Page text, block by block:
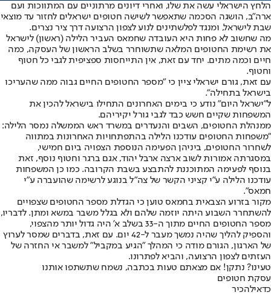
הלחץ הישראלי עשה את שלו, ואחרי דיונים מרתוניים עם המתווכות ועם
ארה"ב, הושגה הסכמה שתאפשר לשישה חטופים ישראלים לחזור עד מוצאי
שבת לישראל, ומנגד לפלשתינים לנוע לצפון הרצועה דרך ציר נצרים.
מה שחשוב לא פחות היא העובדה שחמאס העביר הלילה (ראשון) לישראל
את רשימת החטופים המלאה שתשוחרר בשלב הראשון של העסקה, כמה
חיים וכמה מתים. יחד עם זאת, אין התייחסות ספציפית לגבי כל חטוף
וחטוף.
עם זאת, גורם ישראלי ציין כי "מספר החטופים החיים גבוה ממה שהעריכו
בישראל בתחילה".
ל"ישראל היום" נודע כי בימים האחרונים התחילו בישראל להכין את
המשפחות שקיים חשש כבד לגבי גורל יקיריהם.
ממנהלת החטופים, השבים והנעדרים במשרד ראש הממשלה נמסר הלילה:
"משפחות החטופים עודכנו הלילה בהתפתחויות האחרונות במתווה
לשחרור החטופים, ביניהן הפעימה הנוספת הצפויה ביום חמישי,
במסגרתה אמורות לשוב ארצה ארבל יהוד, אגם ברגר וחטוף נוסף, זאת
בנוסף לפעימה המתוכננת להתבצע בשבת הקרובה. כמו כן המשפחות
עודכנו הלילה ע"י קציני הקשר של צה"ל בנוגע לרשימה שהועברה ע"י
חמאס".
מקור בזרוע הצבאית בחמאס טוען כי הגדלת מספר החטופים שצפויים
להשתחרר השבוע היתה יוזמה שלהם ולא בגלל משבר במשא ומתן. לדבריו,
מספר החטופים החיים מתוך ה-33 בשלב א' היה גדול יותר מהצפוי,
והספיק להליך שהיה נמשך מעבר ל-42 יום. עם זאת, בדברים שמסר לערוץ
של הארגון, הגורם מודה כי המהלך "הגיע במקביל" למשבר אי החזרה של
העזתים לצפון הרצועה, והביא לפתרונו.
טעינו? נתקן! אם מצאתם טעות בכתבה, נשמח שתשתפו אותנו
עסקת חטופים
כדאילהכיר